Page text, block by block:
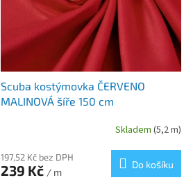
Scuba kostýmovka ČERVENO
MALINOVÁ šíře 150 cm
Skladem (5,2 m)
197,52 Kč bez DPH
239 Kč / m
Do košíku